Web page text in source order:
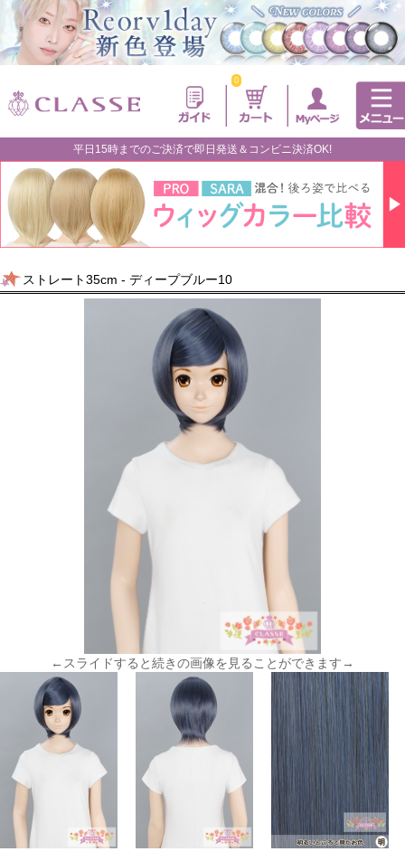
0
平日15時までのご決済で即日発送＆コンビニ決済OK!
ストレート35cm - ディープブルー10
←スライドすると続きの画像を見ることができます→